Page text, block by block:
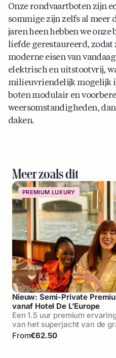
Onze rondvaartboten zijn
sommige zijn zelfs al meer
jaren heen hebben we onze
liefde gerestaureerd, zodat
moderne eisen van
elektrisch en uitstootvrij,
milieuvriendelijk mogelijk
boten modulair en
weersomstandigheden,
daken.
Meer zoals dit
PREMIUM LUXURY
Nieuw: Semi-Private
vanaf Hotel De L’Europe
Een 1.5 uur premium
van het superjacht van de
From€62.50